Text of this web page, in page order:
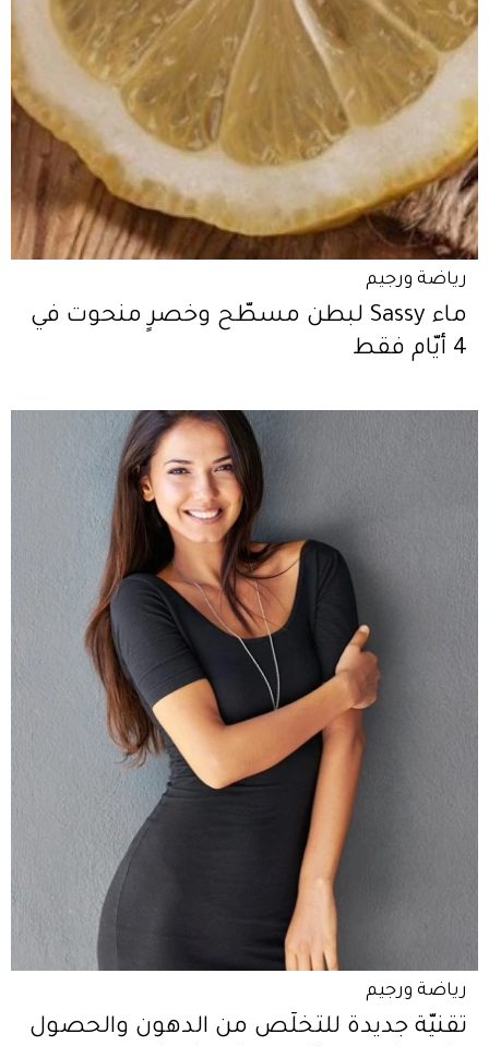
رياضة ورجيم
ماء Sassy لبطن مسطّح وخصرٍ منحوت في
4 أيّام فقط
رياضة ورجيم
تقنيّة جديدة للتخلّص من الدهون والحصول